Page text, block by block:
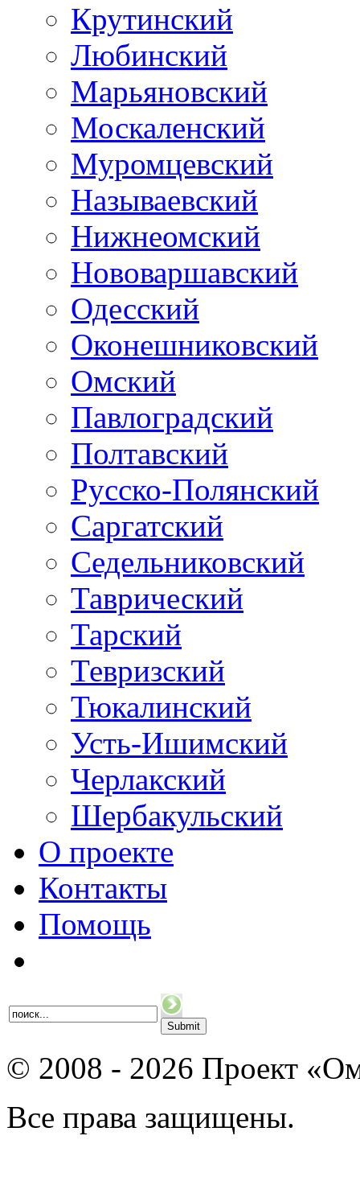
Крутинский
Любинский
Марьяновский
Москаленский
Муромцевский
Называевский
Нижнеомский
Нововаршавский
Одесский
Оконешниковский
Омский
Павлоградский
Полтавский
Русско-Полянский
Саргатский
Седельниковский
Таврический
Тарский
Тевризский
Тюкалинский
Усть-Ишимский
Черлакский
Шербакульский
О проекте
Контакты
Помощь
© 2008 - 2026 Проект
Все права защищены.